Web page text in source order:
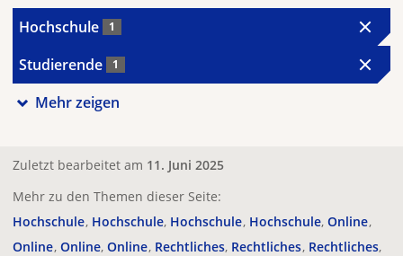
Hochschule 1
Studierende 1
Mehr zeigen
Zuletzt bearbeitet am 11. Juni 2025
Mehr zu den Themen dieser Seite:
Hochschule Hochschule Hochschule Hochschule Online
Online Online Online Rechtliches Rechtliches Rechtliches